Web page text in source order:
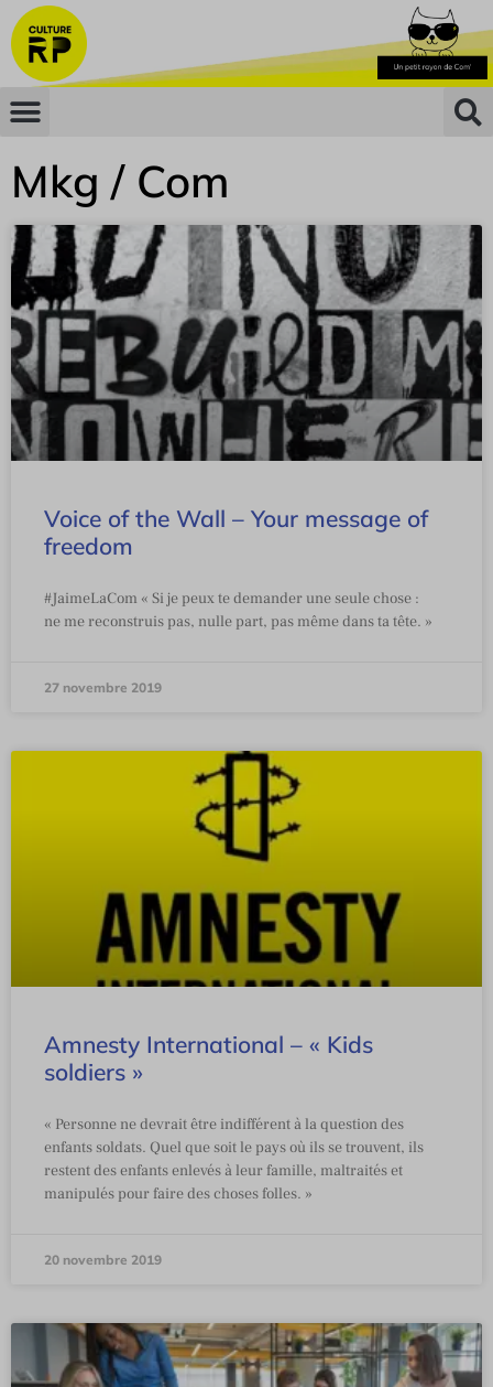
Mkg / Com
Voice of the Wall – Your message of
freedom
#JaimeLaCom « Si je peux te demander une seule chose :
ne me reconstruis pas, nulle part, pas même dans ta tête. »
27 novembre 2019
Amnesty International – « Kids
soldiers »
« Personne ne devrait être indifférent à la question des
enfants soldats. Quel que soit le pays où ils se trouvent, ils
restent des enfants enlevés à leur famille, maltraités et
manipulés pour faire des choses folles. »
20 novembre 2019